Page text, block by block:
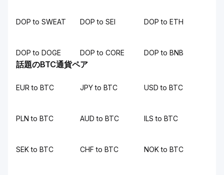
DOP to SWEAT DOP to SEI DOP to ETH
DOP to DOGE DOP to CORE DOP to BNB
話題のBTC通貨ペア
EUR to BTC JPY to BTC USD to BTC
PLN to BTC AUD to BTC ILS to BTC
SEK to BTC CHF to BTC NOK to BTC